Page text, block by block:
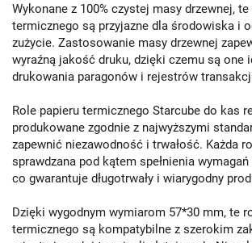
Wykonane z 100% czystej masy drzewnej,
termicznego są przyjazne dla środowiska i
zużycie. Zastosowanie masy drzewnej
wyraźną jakość druku, dzięki czemu są one
drukowania paragonów i rejestrów
Role papieru termicznego Starcube do kas
produkowane zgodnie z najwyższymi
zapewnić niezawodność i trwałość. Każda
sprawdzana pod kątem spełnienia
co gwarantuje długotrwały i wiarygodny
Dzięki wygodnym wymiarom 57*30 mm, te
termicznego są kompatybilne z szerokim